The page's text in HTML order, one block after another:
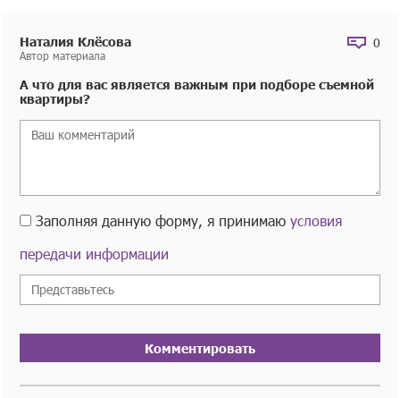
Наталия Клёсова
Автор материала
0
А что для вас является важным при подборе съемной
квартиры?
Заполняя данную форму, я принимаюусловия
передачи информации
Комментировать